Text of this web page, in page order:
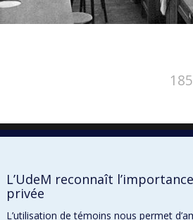
L’UdeM reconnaît
privée
L’utilisation de témoins nous permet